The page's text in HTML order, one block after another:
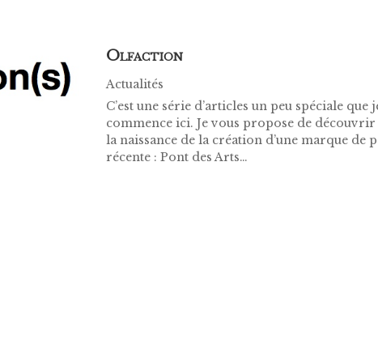
OLFACTION
Actualités
C’est une série d’articles un peu spéciale que
commence ici. Je vous propose de découvrir
la naissance de la création d’une marque de
récente : Pont des Arts…